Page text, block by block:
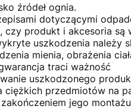
źródeł ognia.
dotyczącymi
czy produkt i akcesoria są
uszkodzenia należy
mienia, obrażenia
traci ważność
uszkodzonego
ciężkich przedmiotów na
jego montażu
ZAMÓW
Nie,